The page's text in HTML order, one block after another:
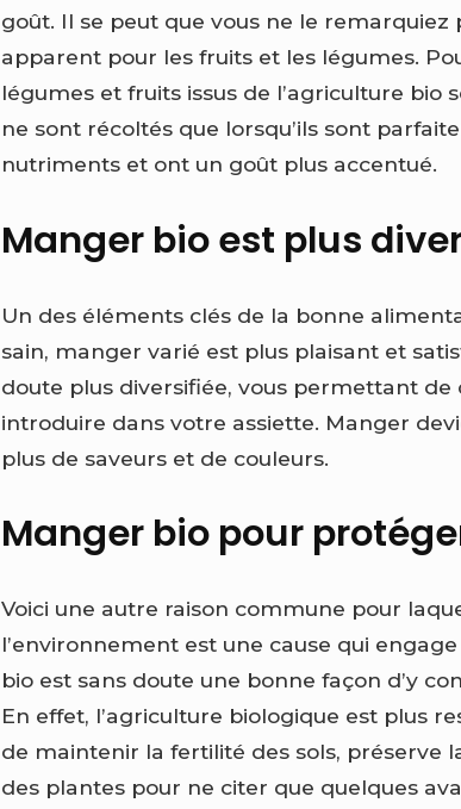
goût. Il se peut que vous ne le remarquiez
apparent pour les fruits et les légumes.
légumes et fruits issus de l’agriculture
ne sont récoltés que lorsqu’ils sont
nutriments et ont un goût plus accentué.
Manger bio est plus
Un des éléments clés de la bonne
sain, manger varié est plus plaisant et
doute plus diversifiée, vous permettant
introduire dans votre assiette. Manger
plus de saveurs et de couleurs.
Manger bio pour
Voici une autre raison commune pour
l’environnement est une cause qui
bio est sans doute une bonne façon d’y
En effet, l’agriculture biologique est plus
de maintenir la fertilité des sols, préserve
des plantes pour ne citer que quelques